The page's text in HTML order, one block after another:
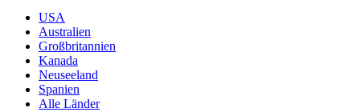
USA
Australien
Großbritannien
Kanada
Neuseeland
Spanien
Alle Länder